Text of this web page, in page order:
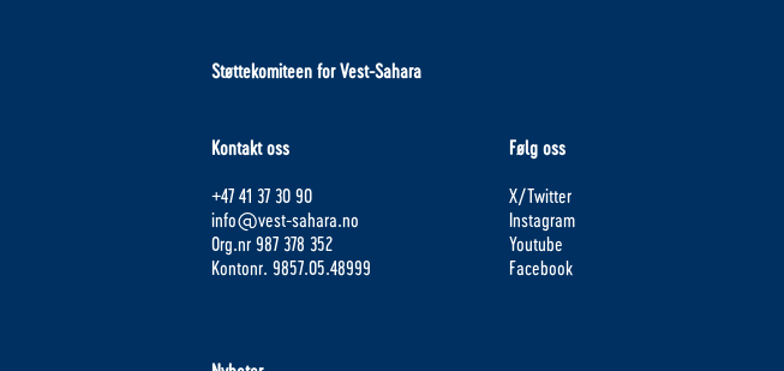
Støttekomiteen for Vest-Sahara
Kontakt oss
+47 41 37 30 90
info@vest-sahara.no
Org.nr 987 378 352
Kontonr. 9857.05.48999
Følg oss
X/Twitter
Instagram
Youtube
Facebook